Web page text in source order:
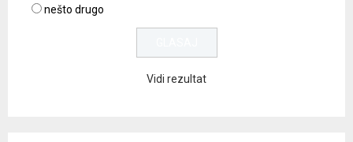
nešto drugo
Vidi rezultat